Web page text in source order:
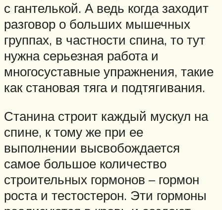
с гантелькой. А ведь когда заходит
разговор о больших мышечных
группах, в частности спина, то тут
нужна серьезная работа и
многосуставные упражнения, такие
как становая тяга и подтягивания.
Станина строит каждый мускул на
спине, к тому же при ее
выполнении высвобождается
самое большое количество
строительных гормонов – гормон
роста и тестостерон. Эти гормоны